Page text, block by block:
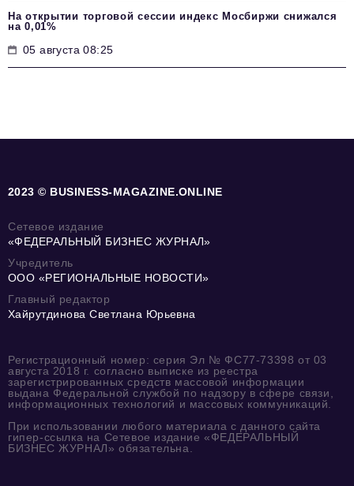
На открытии торговой сессии индекс Мосбиржи снижался
на 0,01%
05 августа 08:25
2023 © BUSINESS-MAGAZINE.ONLINE
Сетевое издание
«ФЕДЕРАЛЬНЫЙ БИЗНЕС ЖУРНАЛ»
Учредитель
ООО «РЕГИОНАЛЬНЫЕ НОВОСТИ»
Главный редактор
Хайрутдинова Светлана Юрьевна
Регистрационный номер: серия Эл № ФС77-73398 от 03
августа 2018 г. согласно выписке из реестра
зарегистрированных средств массовой информации
выдана Федеральной службой по надзору в сфере связи,
информационных технологий и массовых коммуникаций.
При использовании любого материала с данного сайта
гипер-ссылка на Сетевое издание «ФЕДЕРАЛЬНЫЙ
БИЗНЕС ЖУРНАЛ» обязательна.